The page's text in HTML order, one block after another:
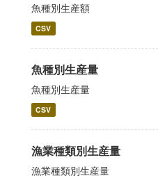
魚種別生産額
CSV
魚種別生産量
魚種別生産量
CSV
漁業種類別生産量
漁業種類別生産量